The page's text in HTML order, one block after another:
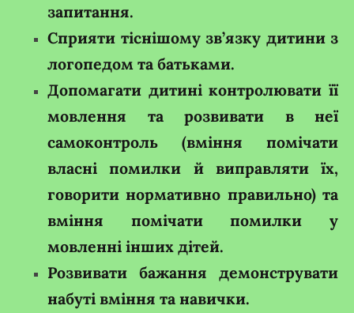
запитання.
Сприяти тіснішому зв’язку дитини з
логопедом та батьками.
Допомагати дитині контролювати її
мовлення та розвивати в неї
самоконтроль (вміння помічати
власні помилки й виправляти їх,
говорити нормативно правильно) та
вміння помічати помилки у
мовленні інших дітей.
Розвивати бажання демонструвати
набуті вміння та навички.